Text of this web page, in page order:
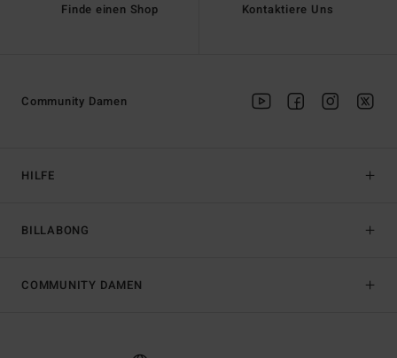
Finde einen Shop Kontaktiere Uns
HILFE
BILLABONG
Community Damen
COMMUNITY DAMEN